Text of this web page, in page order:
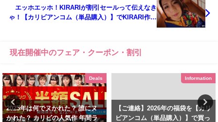
エッホエッホ！KIRARIが割引セールって伝えなき
ゃ！【カリビアンコム（単品購入）】でKIRARI作品
現在開催中のフェア・クーポン・割引
Deals
2025年は何でヌかれた？ 誰にヌ
かれた？ カリビの人気作 年間ラ
Information
【ご連絡】2026年の福袋を【カリ
ビアンコム（単品購入）】で買っ